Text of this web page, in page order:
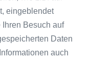
eingeblendet
Besuch auf
Daten
auch